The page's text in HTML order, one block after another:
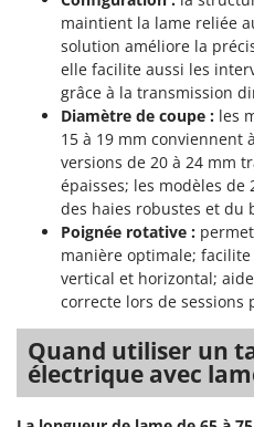
Soufreuses -
Taille-haies
Taille-haies à bras
Tarières
Tondeuses à Gazon
Tondeuses autoportées
Tondeuses
Trancheuses
Trancheuses de sol
Transpalettes
Treuils de débardage
Tronçonneuses
Kemper
Keter
KitchenAid
Komo
Laica
Lampacrescia - MGM
Landxcape
LAR Casalinghi
Linea VZ
Lisam
Lotusgrill
maintient la lame reliée
solution améliore la
elle facilite aussi les
grâce à la transmission
Diamètre de coupe : les
15 à 19 mm conviennent
versions de 20 à 24 mm
épaisses; les modèles
des haies robustes et du
Poignée rotative :
manière optimale;
vertical et horizontal;
correcte lors de sessions
Quand utiliser un
électrique avec